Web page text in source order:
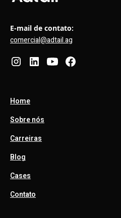
E-mail de contato:
comercial@adtail.ag
Home
Sobre nós
Carreiras
Blog
Cases
Contato